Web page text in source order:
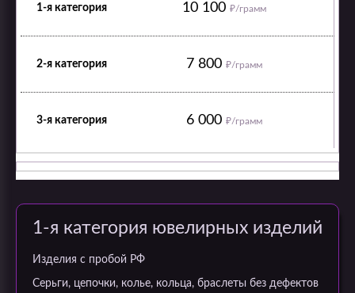
10 100 ₽/грамм
7 800 ₽/грамм
6 000 ₽/грамм
1-я категория ювелирных изделий
Изделия c пробой РФ
Серьги, цепочки, колье, кольца, браслеты без дефектов